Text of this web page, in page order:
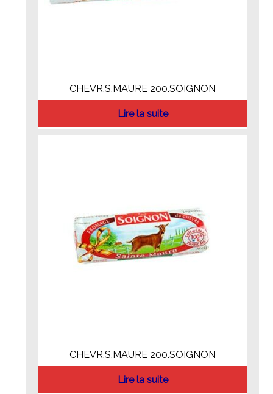
CHEVR.S.MAURE 200.SOIGNON
Lire la suite
CHEVR.S.MAURE 200.SOIGNON
Lire la suite